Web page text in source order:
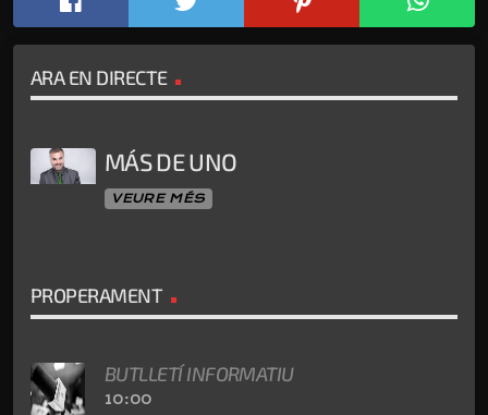
ARA EN DIRECTE
MÁS DE UNO
VEURE MÉS
PROPERAMENT
BUTLLETÍ INFORMATIU
10:00